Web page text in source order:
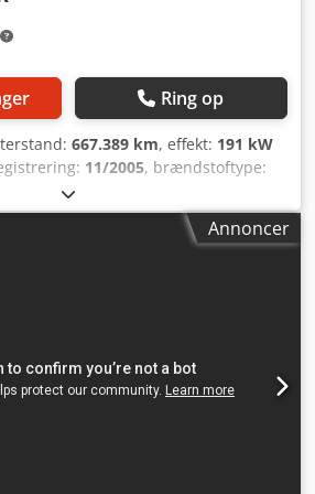
højre: 60 %; Affjedring:
Vedligeholdelse APK (teknisk
indtil 11.2026 = Yderligere udstyr
- Bremseservopumpe -
bag - Lufttrykhorn - Sovkekabine -
- Trækkrog med Ringfeder
liters aluminiumstank til brændstof
30.000 liter Credpfxoznb Ips
Ring op
667.389 km, effekt: 191 kW
11/2005, brændstoftype:
6x2, akselafstand:
motorbremsning, farve:gul,
elektronisk stabilitetsprogram
traktionskontrol, tågelygter
, =
og ekstraudstyr = -
Annoncer